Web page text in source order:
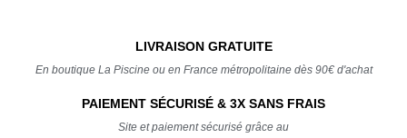
LIVRAISON GRATUITE
En boutique La Piscine ou en France métropolitaine dès 90€ d'achat
PAIEMENT SÉCURISÉ & 3X SANS FRAIS
Site et paiement sécurisé grâce au